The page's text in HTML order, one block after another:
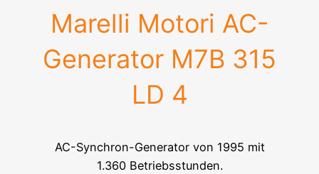
Marelli Motori AC-
Generator M7B 315
LD 4
AC-Synchron-Generator von 1995 mit
1.360 Betriebsstunden.